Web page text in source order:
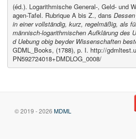
(éd.). Logarithmische General-, Geld- und
agen-Tafel. Rubrique A bis Z., dans
in einer vollständig, kurz, regelmäßig, als
männisch-logarithmischen Aufklärung des
d Uebung obig beyder Wissenschaften
GDML_Books, (1788), p. I. http://
PN592724018+DMDLOG_0008/
© 2019 - 2026 MDML